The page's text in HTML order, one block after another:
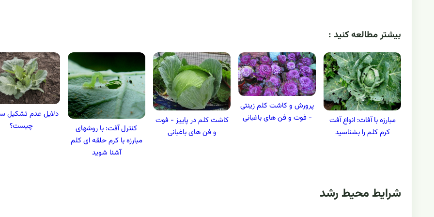
بيشتر مطالعه کنيد :
مبارزه با آفات: انواع آفت
کرم کلم را بشناسید
پرورش و کاشت کلم زینتی
- فوت و فن های باغبانی
کاشت کلم در پاییز - فوت
و فن های باغبانی
کنترل آفت: با روشهای
مبارزه با کرم حلقه ای کلم
آشنا شوید
دلایل عدم تشکیل
چیست؟
شرایط محیط رشد